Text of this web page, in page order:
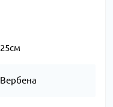
25см
Вербена